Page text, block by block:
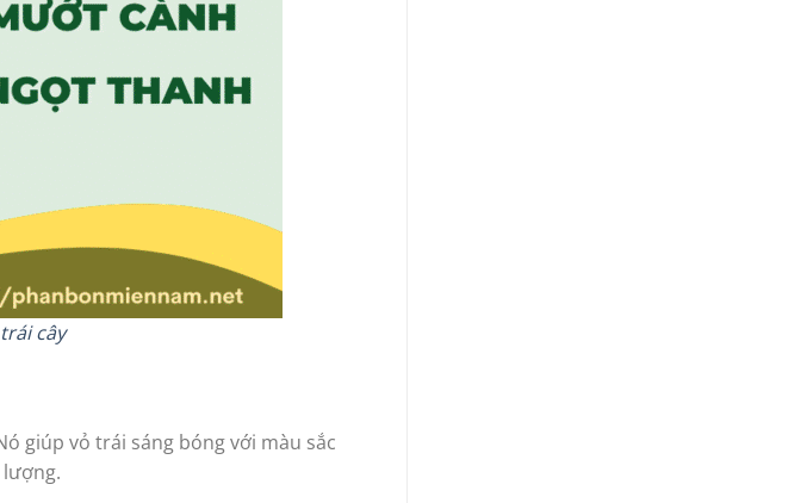
cây
giúp vỏ trái sáng bóng với màu sắc